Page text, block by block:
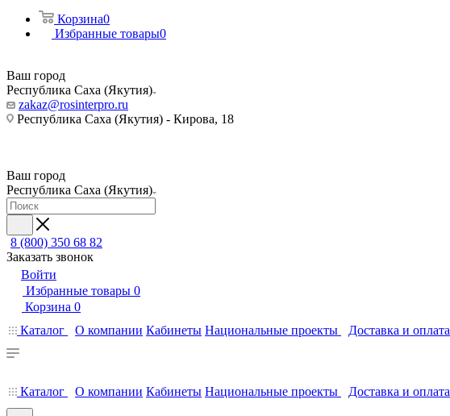
Корзина0
Избранные товары0
Ваш город
Республика Саха (Якутия)
zakaz@rosinterpro.ru
Республика Саха (Якутия) - Кирова, 18
Ваш город
Республика Саха (Якутия)
8 (800) 350 68 82
Заказать звонок
Войти
Избранные товары 0
Корзина 0
Каталог
О компании Кабинеты Национальные проекты Доставка и оплата
Каталог О компании Кабинеты Национальные проекты Доставка и оплата